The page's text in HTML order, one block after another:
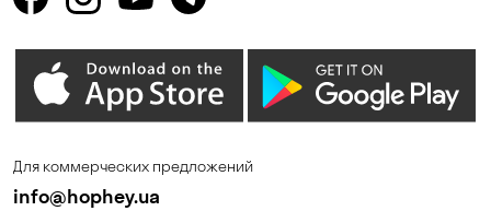
Горишние Плавни
Елизаветовка Зазимье
Калиновка
Для коммерческих предложений
info@hophey.ua